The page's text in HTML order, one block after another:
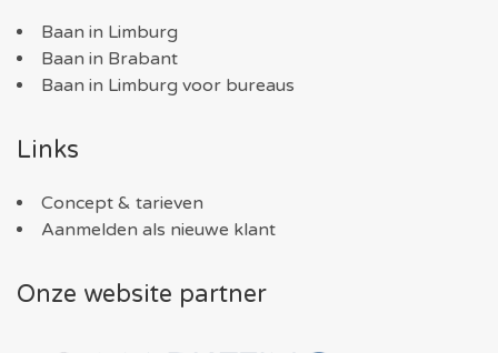
Baan in Limburg
Baan in Brabant
Baan in Limburg voor bureaus
Links
Concept & tarieven
Aanmelden als nieuwe klant
Onze website partner